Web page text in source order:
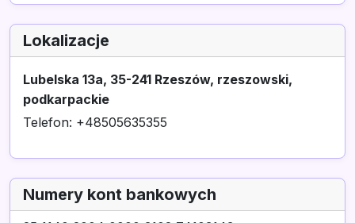
Lokalizacje
Lubelska 13a, 35-241 Rzeszów, rzeszowski,
podkarpackie
Telefon: +48505635355
Numery kont bankowych